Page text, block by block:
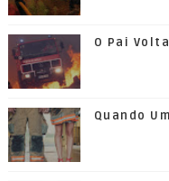
O Pai
Quando